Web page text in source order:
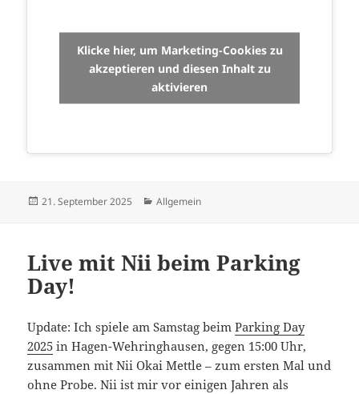
Klicke hier, um Marketing-Cookies zu
akzeptieren und diesen Inhalt zu
aktivieren
Veröffentlicht
21. September 2025 Kategorien
Allgemein
Live mit Nii beim Parking
Day!
Update: Ich spiele am Samstag beimParking Day
2025 in Hagen-Wehringhausen, gegen 15:00 Uhr,
zusammen mit Nii Okai Mettle – zum ersten Mal und
ohne Probe. Nii ist mir vor einigen Jahren als